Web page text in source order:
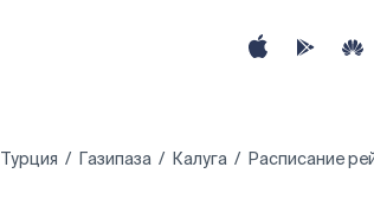
Турция Газипаза Калуга Расписание